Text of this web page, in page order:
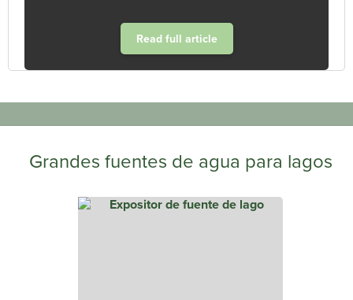
Read full article
Grandes fuentes de agua para lagos